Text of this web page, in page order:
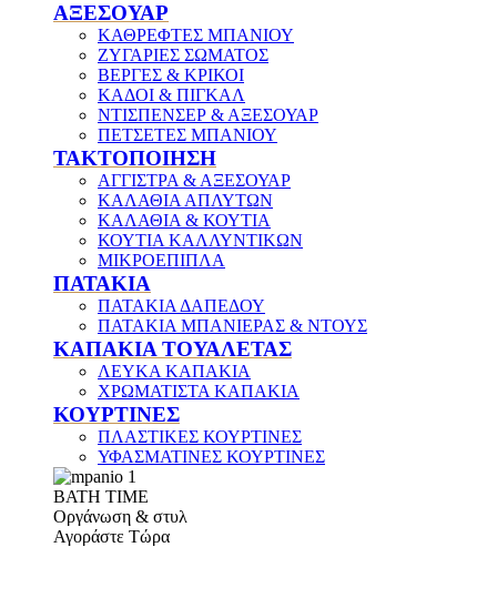
ΑΞΕΣΟΥΑΡ
ΚΑΘΡΕΦΤΕΣ ΜΠΑΝΙΟΥ
ΖΥΓΑΡΙΕΣ ΣΩΜΑΤΟΣ
ΒΕΡΓΕΣ & ΚΡΙΚΟΙ
ΚΑΔΟΙ & ΠΙΓΚΑΛ
ΝΤΙΣΠΕΝΣΕΡ & ΑΞΕΣΟΥΑΡ
ΠΕΤΣΕΤΕΣ ΜΠΑΝΙΟΥ
ΤΑΚΤΟΠΟΙΗΣΗ
ΑΓΓΙΣΤΡΑ & ΑΞΕΣΟΥΑΡ
ΚΑΛΑΘΙΑ ΑΠΛΥΤΩΝ
ΚΑΛΑΘΙΑ & ΚΟΥΤΙΑ
ΚΟΥΤΙΑ ΚΑΛΛΥΝΤΙΚΩΝ
ΜΙΚΡΟΕΠΙΠΛΑ
ΠΑΤΑΚΙΑ
ΠΑΤΑΚΙΑ ΔΑΠΕΔΟΥ
ΠΑΤΑΚΙΑ ΜΠΑΝΙΕΡΑΣ & ΝΤΟΥΣ
ΚΑΠΑΚΙΑ ΤΟΥΑΛΕΤΑΣ
ΛΕΥΚΑ ΚΑΠΑΚΙΑ
ΧΡΩΜΑΤΙΣΤΑ ΚΑΠΑΚΙΑ
ΚΟΥΡΤΙΝΕΣ
ΠΛΑΣΤΙΚΕΣ ΚΟΥΡΤΙΝΕΣ
ΥΦΑΣΜΑΤΙΝΕΣ ΚΟΥΡΤΙΝΕΣ
ΒΑΤΗ ΤΙΜΕ
Οργάνωση & στυλ
Αγοράστε Τώρα